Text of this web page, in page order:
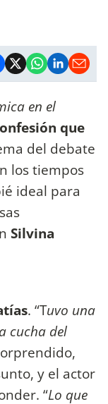
en el
que
del debate
los tiempos
ideal para
Silvina
. “Tuvo una
cucha del
y el actor
“Lo que